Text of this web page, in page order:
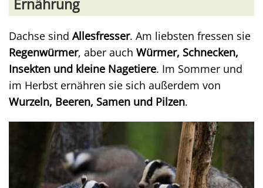
Ernährung
Dachse sind Allesfresser. Am liebsten fressen sie
Regenwürmer, aber auch Würmer, Schnecken,
Insekten und kleine Nagetiere. Im Sommer und
im Herbst ernähren sie sich außerdem von
Wurzeln, Beeren, Samen und Pilzen.